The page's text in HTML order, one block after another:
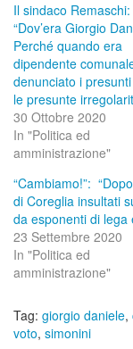
Il sindaco Remaschi:
“Dov’era Giorgio
Perché quando era
dipendente
denunciato i
le presunte
30 Ottobre 2020
In "Politica ed
amministrazione"
“Cambiamo!”:
di Coreglia insultati
da esponenti di lega
23 Settembre 2020
In "Politica ed
amministrazione"
Tag: giorgio daniele,
voto, simonini